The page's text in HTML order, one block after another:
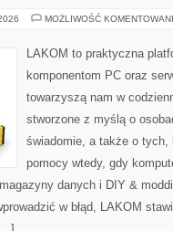
MOŻLIWOŚĆ
LAKOM to praktyczna
komponentom PC oraz
towarzyszą nam w
stworzone z myślą o
świadomie, a także o tych,
pomocy wtedy, gdy
danych i DIY &
w błąd, LAKOM